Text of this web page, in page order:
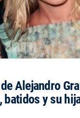
Alejandro
y su